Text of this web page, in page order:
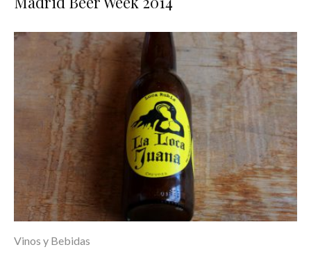
Vinos y Bebidas